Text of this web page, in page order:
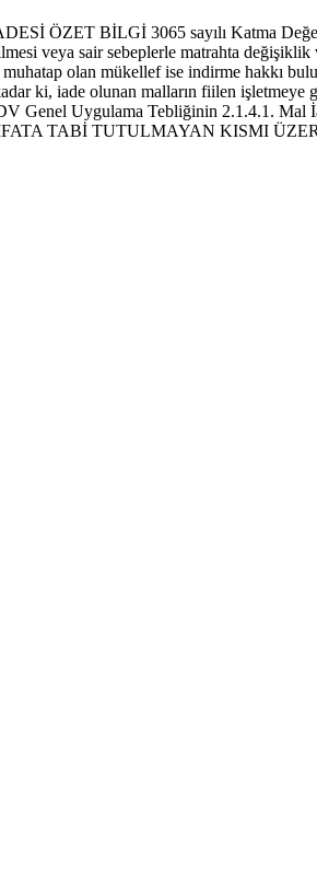
ÖZET BİLGİ 3065 sayılı Katma
veya sair sebeplerle matrahta
olan mükellef ise indirme hakkı
ki, iade olunan malların fiilen işletmeye
Genel Uygulama Tebliğinin 2.1.4.1. Mal
TABİ TUTULMAYAN KISMI